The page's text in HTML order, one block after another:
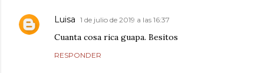
Luisa 1 de julio de 2019 a las 16:37
Cuanta cosa rica guapa. Besitos
RESPONDER